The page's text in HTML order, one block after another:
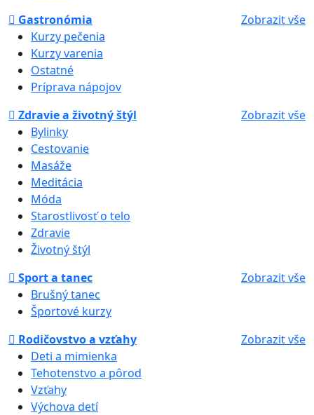
Gastronómia
Zobrazit vše
Kurzy pečenia
Kurzy varenia
Ostatné
Príprava nápojov
Zdravie a životný štýl
Zobrazit vše
Bylinky
Cestovanie
Masáže
Meditácia
Móda
Starostlivosť o telo
Zdravie
Životný štýl
Sport a tanec
Zobrazit vše
Brušný tanec
Športové kurzy
Rodičovstvo a vzťahy
Zobrazit vše
Deti a mimienka
Tehotenstvo a pôrod
Vzťahy
Výchova detí